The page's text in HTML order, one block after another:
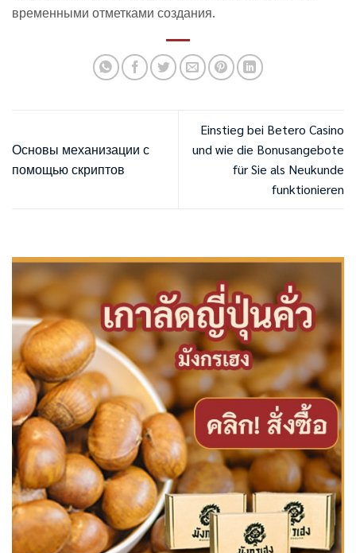
временными отметками создания.
Основы механизации с
помощью скриптов
Einstieg bei Betero Casino
und wie die Bonusangebote
für Sie als Neukunde
funktionieren